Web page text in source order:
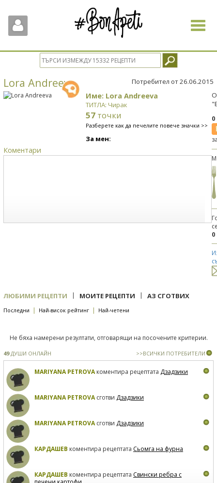
Toggle
Lora Andreeva Потребител от 26.06.2015
Име: Lora Andreeva
ТИТЛА: Чирак
57 точки
Разберете как да печелите повече значки >>
За мен:
Коментари
0
ЛЮБИМИ РЕЦЕПТИ | МОИТЕ РЕЦЕПТИ | АЗ СГОТВИХ
Последни | Най-висок рейтинг | Най-четени
Не бяха намерени резултати, отговарящи на посочените критерии.
49ДУШИ ОНЛАЙН >>ВСИЧКИ ПОТРЕБИТЕЛИ
MARIYANA PETROVAкоментира рецептата Дзадзики
MARIYANA PETROVAсготви Дзадзики
MARIYANA PETROVAсготви Дзадзики
КАРДАШЕВ коментира рецептата Сьомга на фурна
КАРДАШЕВ коментира рецептата Свински ребра с